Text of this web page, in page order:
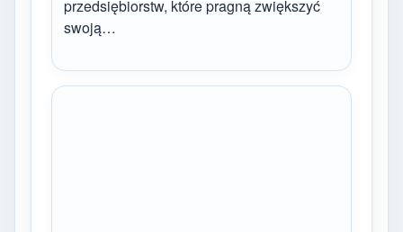
przedsiębiorstw, które pragną zwiększyć
swoją…